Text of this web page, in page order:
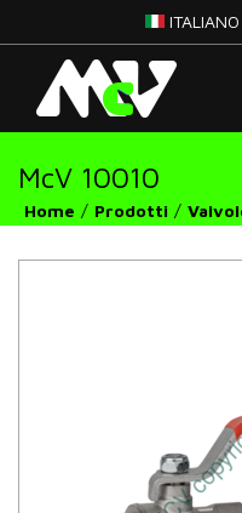
ITALIANO
McV 10010
Home Prodotti